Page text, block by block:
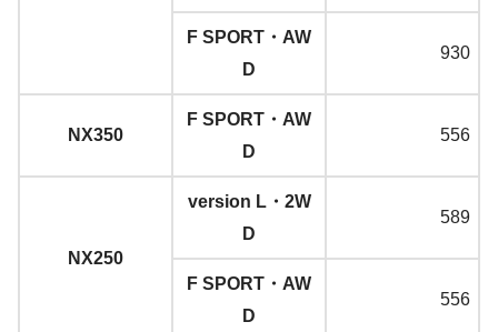
F SPORT・AW
D
930
NX350
F SPORT・AW
D
556
NX250
version L・2W
D
589
F SPORT・AW
D
556